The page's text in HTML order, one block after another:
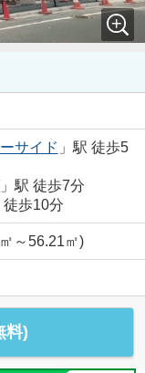
サイド 」駅 徒歩5
」駅 徒歩7分
徒歩10分
～56.21㎡)
料)